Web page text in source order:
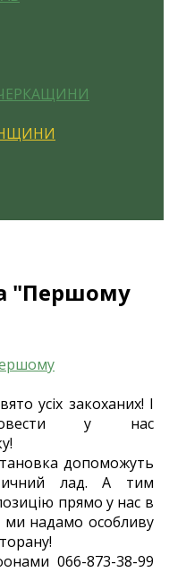
"Першому
усіх закоханих! І
у нас
допоможуть
лад. А тим
прямо у нас в
ми надамо особливу
066-873-38-99